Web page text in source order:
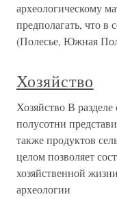
археологическому
предполагать, что в
(Полесье, Южная
Хозяйство
Хозяйство В
полусотни
также продуктов
целом позволяет
хозяйственной
археологии